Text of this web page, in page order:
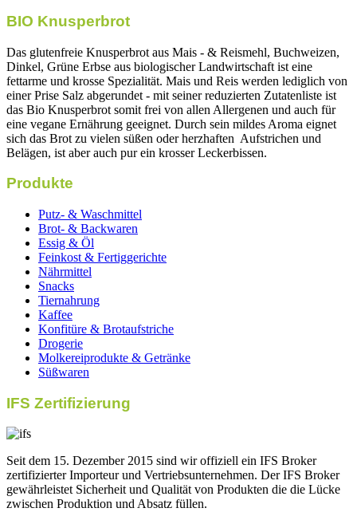
BIO Knusperbrot
Das glutenfreie Knusperbrot aus Mais - & Reismehl, Buchweizen,
Dinkel, Grüne Erbse aus biologischer Landwirtschaft ist eine
fettarme und krosse Spezialität. Mais und Reis werden lediglich von
einer Prise Salz abgerundet - mit seiner reduzierten Zutatenliste ist
das Bio Knusperbrot somit frei von allen Allergenen und auch für
eine vegane Ernährung geeignet. Durch sein mildes Aroma eignet
sich das Brot zu vielen süßen oder herzhaften Aufstrichen und
Belägen, ist aber auch pur ein krosser Leckerbissen.
Produkte
Putz- & Waschmittel
Brot- & Backwaren
Essig & Öl
Feinkost & Fertiggerichte
Nährmittel
Snacks
Tiernahrung
Kaffee
Konfitüre & Brotaufstriche
Drogerie
Molkereiprodukte & Getränke
Süßwaren
IFS Zertifizierung
Seit dem 15. Dezember 2015 sind wir offiziell ein IFS Broker
zertifizierter Importeur und Vertriebsunternehmen. Der IFS Broker
gewährleistet Sicherheit und Qualität von Produkten die die Lücke
zwischen Produktion und Absatz füllen.